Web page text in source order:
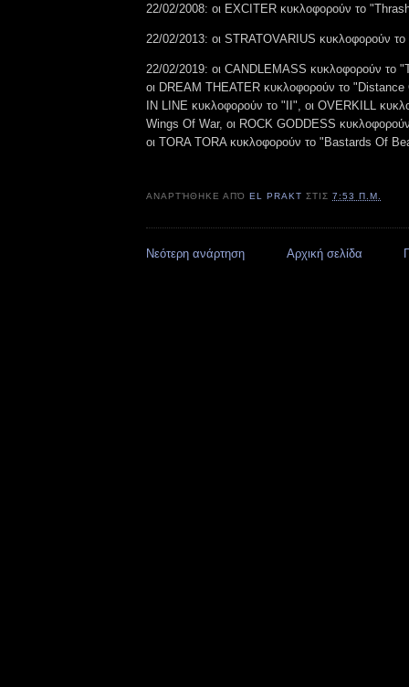
22/02/2008: οι EXCITER κυκλοφορούν το
22/02/2013: οι STRATOVARIUS κυκλοφορούν
22/02/2019: οι CANDLEMASS κυκλοφορούν το
οι DREAM THEATER κυκλοφορούν το
IN LINE κυκλοφορούν το "II", οι OVERKILL
Wings Of War, οι ROCK GODDESS
οι TORA TORA κυκλοφορούν το "Bastards Of
ΑΝΑΡΤΉΘΗΚΕ ΑΠΌEL PRAKT ΣΤΙΣ7:53 Π.Μ.
Νεότερη ανάρτηση Αρχική σελίδα